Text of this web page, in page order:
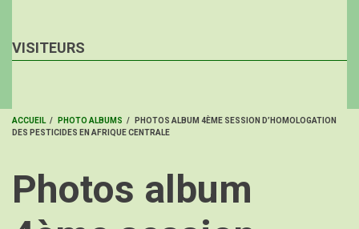
VISITEURS
FIL
D'ARIANE
ACCUEIL / PHOTO ALBUMS /
PHOTOS ALBUM 4ÈME SESSION D’HOMOLOGATION
DES PESTICIDES EN AFRIQUE CENTRALE
Photos album